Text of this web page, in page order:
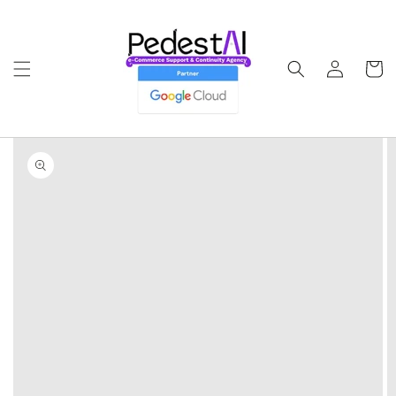
sesión
Carrito
directamente
a la
información